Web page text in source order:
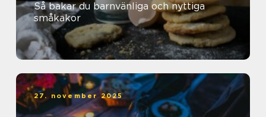
Så bakar du barnvänliga och nyttiga
småkakor
27. november 2025